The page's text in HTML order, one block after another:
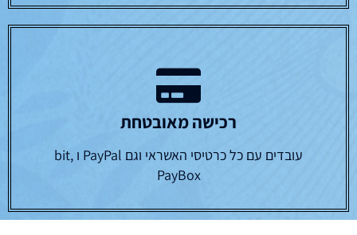
רכישה מאובטחת
עובדים עם כל כרטיסי האשראי וגם PayPal ו bit,
PayBox